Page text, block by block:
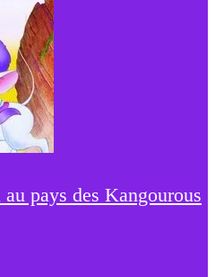
pays des Kangourous